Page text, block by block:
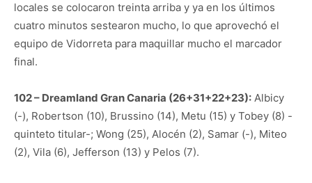
locales se colocaron treinta arriba y ya en los últimos
cuatro minutos sestearon mucho, lo que aprovechó el
equipo de Vidorreta para maquillar mucho el marcador
final.
102 – Dreamland Gran Canaria (26+31+22+23): Albicy
(-), Robertson (10), Brussino (14), Metu (15) y Tobey (8) -
quinteto titular-; Wong (25), Alocén (2), Samar (-), Miteo
(2), Vila (6), Jefferson (13) y Pelos (7).